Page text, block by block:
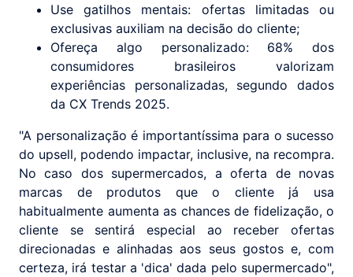
Use gatilhos mentais: ofertas limitadas ou
exclusivas auxiliam na decisão do cliente;
Ofereça algo personalizado: 68% dos
consumidores brasileiros valorizam
experiências personalizadas, segundo dados
da CX Trends 2025.
"A personalização é importantíssima para o sucesso
do upsell, podendo impactar, inclusive, na recompra.
No caso dos supermercados, a oferta de novas
marcas de produtos que o cliente já usa
habitualmente aumenta as chances de fidelização, o
cliente se sentirá especial ao receber ofertas
direcionadas e alinhadas aos seus gostos e, com
certeza, irá testar a 'dica' dada pelo supermercado",